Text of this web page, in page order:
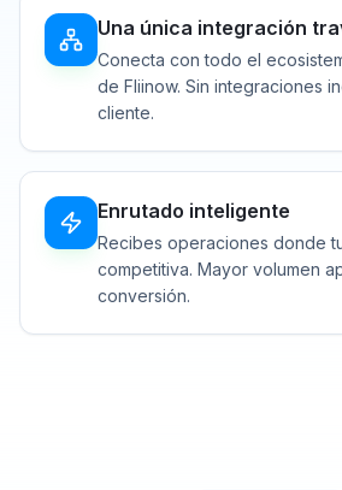
Una única integración
Conecta con todo el
de Fliinow. Sin integraciones
cliente.
Enrutado inteligente
Recibes operaciones donde
competitiva. Mayor volumen
conversión.